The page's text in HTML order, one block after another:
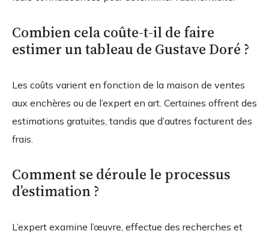
Combien cela coûte-t-il de faire
estimer un tableau de Gustave Doré ?
Les coûts varient en fonction de la maison de ventes
aux enchères ou de l’expert en art. Certaines offrent des
estimations gratuites, tandis que d’autres facturent des
frais.
Comment se déroule le processus
d’estimation ?
L’expert examine l’œuvre, effectue des recherches et